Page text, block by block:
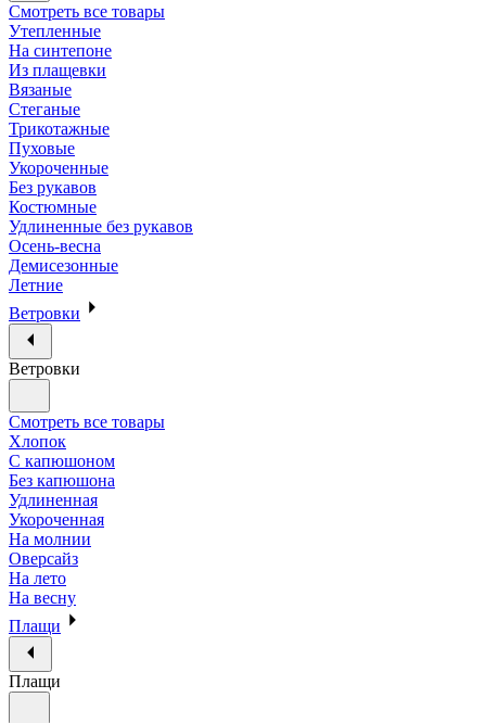
Смотреть все товары
Утепленные
На синтепоне
Из плащевки
Вязаные
Стеганые
Трикотажные
Пуховые
Укороченные
Без рукавов
Костюмные
Удлиненные без рукавов
Осень-весна
Демисезонные
Летние
Ветровки
Ветровки
Смотреть все товары
Хлопок
С капюшоном
Без капюшона
Удлиненная
Укороченная
На молнии
Оверсайз
На лето
На весну
Плащи
Плащи